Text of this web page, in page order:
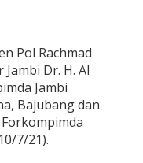
Pol Rachmad
Dr. H. Al
Jambi
Bajubang dan
7/21).